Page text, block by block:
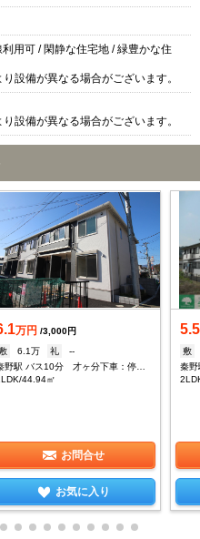
用可 / 閑静な住宅地 / 緑豊かな住
設備が異なる場合がございます。
設備が異なる場合がございます。
万円 /3,000円
6.1万 礼
--
44.94㎡
お問合せ
お気に入り
5.5
敷